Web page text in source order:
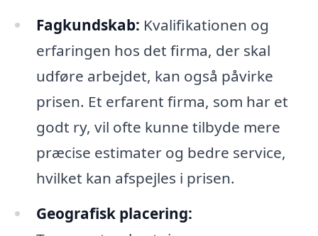
Fagkundskab: Kvalifikationen og
erfaringen hos det firma, der skal
udføre arbejdet, kan også påvirke
prisen. Et erfarent firma, som har et
godt ry, vil ofte kunne tilbyde mere
præcise estimater og bedre service,
hvilket kan afspejles i prisen.
Geografisk placering: